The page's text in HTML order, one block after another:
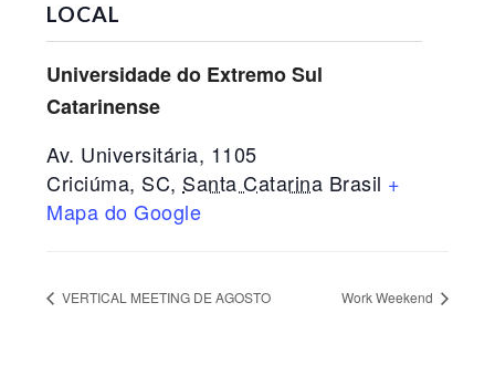
LOCAL
Universidade do Extremo Sul
Catarinense
Av. Universitária, 1105
Criciúma, SC, Santa Catarina Brasil +
Mapa do Google
VERTICAL MEETING DE AGOSTO Work Weekend